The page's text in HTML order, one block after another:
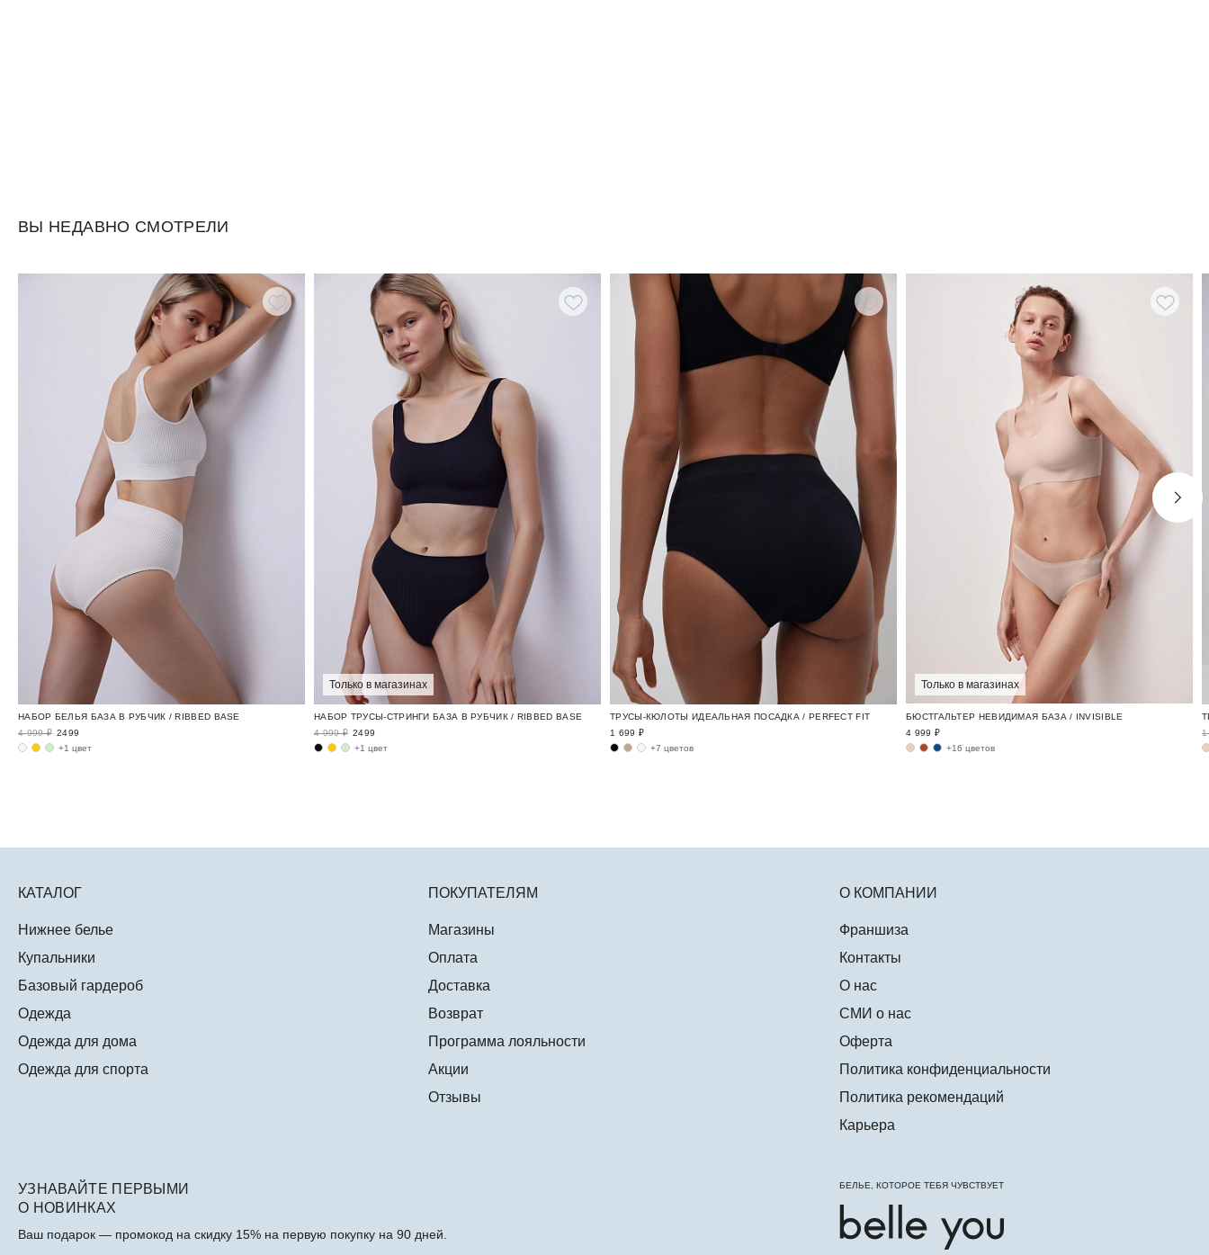
ВЫ НЕДАВНО СМОТРЕЛИ
НАБОР БЕЛЬЯ БАЗА В РУБЧИК / RIBBED BASE
4 999 ₽ 2499
+1 цвет
Только в магазинах
НАБОР ТРУСЫ-СТРИНГИ БАЗА В РУБЧИК / RIBBED BASE
4 999 ₽ 2499
+1 цвет
ТРУСЫ-КЮЛОТЫ ИДЕАЛЬНАЯ ПОСАДКА / PERFECT FIT
1 699 ₽
+7 цветов
Только в магазинах
БЮСТГАЛЬТЕР НЕВИДИМАЯ БАЗА / INVISIBLE
4 999 ₽
+16 цветов
1
КАТАЛОГ
Нижнее белье
Купальники
Базовый гардероб
Одежда
Одежда для дома
Одежда для спорта
ПОКУПАТЕЛЯМ
Магазины
Оплата
Доставка
Возврат
Программа лояльности
Акции
Отзывы
О КОМПАНИИ
Франшиза
Контакты
О нас
СМИ о нас
Оферта
Политика конфиденциальности
Политика рекомендаций
Карьера
УЗНАВАЙТЕ ПЕРВЫМИ
О НОВИНКАХ
Ваш подарок — промокод на скидку 15% на первую покупку на 90 дней.
БЕЛЬЕ, КОТОРОЕ ТЕБЯ ЧУВСТВУЕТ